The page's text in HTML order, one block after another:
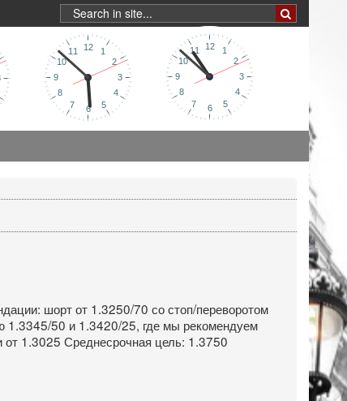
шорт от 1.3250/70 со стоп/переворотом
1.3345/50 и 1.3420/25, где мы рекомендуем
от 1.3025 Среднесрочная цель: 1.3750